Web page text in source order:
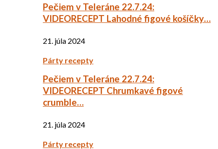
Pečiem v Teleráne 22.7.24:
VIDEORECEPT Lahodné figové košíčky…
21. júla 2024
Párty recepty
Pečiem v Teleráne 22.7.24:
VIDEORECEPT Chrumkavé figové
crumble…
21. júla 2024
Párty recepty